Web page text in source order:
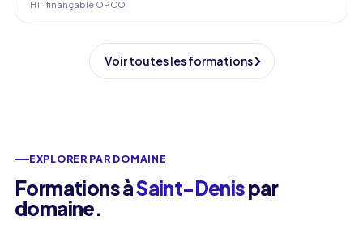
HT · finançable OPCO
Voir toutes les formations
EXPLORER PAR DOMAINE
Formations àSaint-Denispar
domaine.